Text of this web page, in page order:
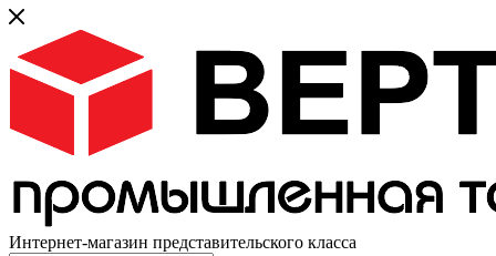
Интернет-магазин представительского класса